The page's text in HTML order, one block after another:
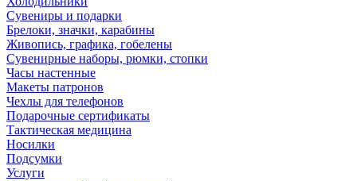
Сувениры и подарки
Брелоки, значки, карабины
Живопись, графика, гобелены
Сувенирные наборы, рюмки, стопки
Часы настенные
Макеты патронов
Чехлы для телефонов
Подарочные сертификаты
Тактическая медицина
Носилки
Подсумки
Услуги